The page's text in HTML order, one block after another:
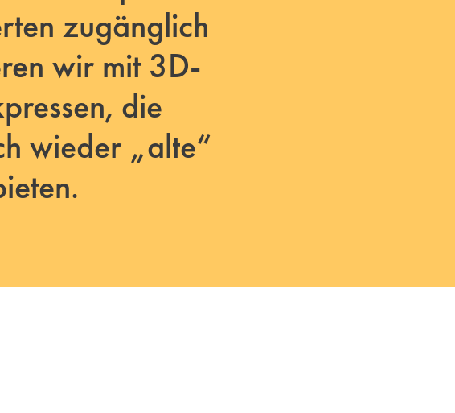
zugänglich
wir mit 3D-
die
wieder „alte“